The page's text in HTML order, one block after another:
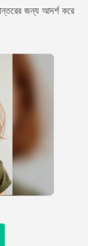
জন্য আদর্শ করে